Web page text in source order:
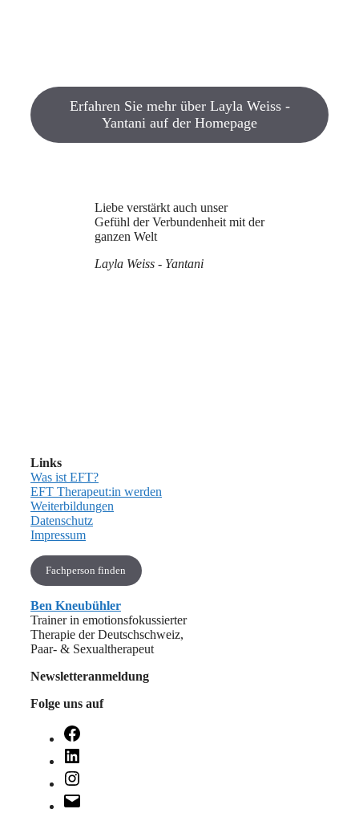
Erfahren Sie mehr über Layla Weiss -
Yantani auf der Homepage
Liebe verstärkt auch unser
Gefühl der Verbundenheit mit der
ganzen Welt
Layla Weiss - Yantani
Links
Was ist EFT?
EFT Therapeut:in werden
Weiterbildungen
Datenschutz
Impressum
Fachperson finden
Ben Kneubühler
Trainer in emotionsfokussierter
Therapie der Deutschschweiz,
Paar- & Sexualtherapeut
Newsletteranmeldung
Folge uns auf
Facebook
LinkedIn
Instagram
E-